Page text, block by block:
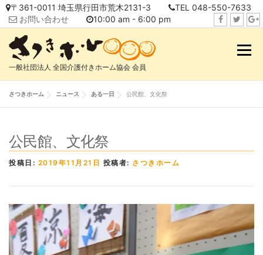
コ
テ
ス
〒361-0011 埼玉県行田市荒木2131-3
TEL 048-550-7633
お問い合わせ
10:00 am - 6:00 pm
w
i
一般社団法人 全国介護付きホーム協会 会員
メニュ
さつきホーム ニュース ある一日 公民館、文化祭
公民館、文化祭
投稿日: 2019年11月21日 投稿者: さつきホーム